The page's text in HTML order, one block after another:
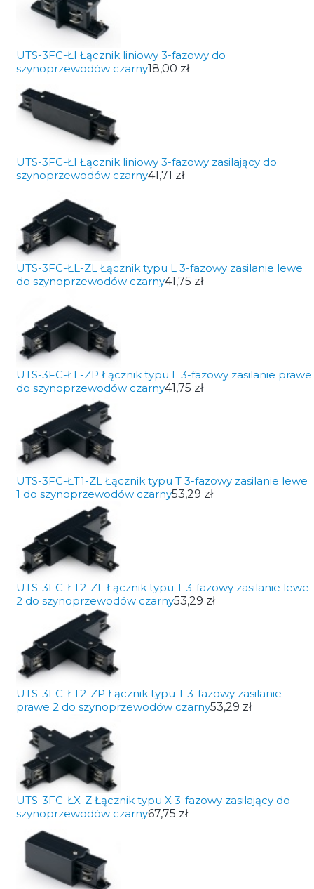
UTS-3FC-ŁI Łącznik liniowy 3-fazowy do
szynoprzewodów czarny18,00 zł
UTS-3FC-ŁI Łącznik liniowy 3-fazowy zasilający do
szynoprzewodów czarny41,71 zł
UTS-3FC-ŁL-ZL Łącznik typu L 3-fazowy zasilanie lewe
do szynoprzewodów czarny41,75 zł
UTS-3FC-ŁL-ZP Łącznik typu L 3-fazowy zasilanie prawe
do szynoprzewodów czarny41,75 zł
UTS-3FC-ŁT1-ZL Łącznik typu T 3-fazowy zasilanie lewe
1 do szynoprzewodów czarny53,29 zł
UTS-3FC-ŁT2-ZL Łącznik typu T 3-fazowy zasilanie lewe
2 do szynoprzewodów czarny53,29 zł
UTS-3FC-ŁT2-ZP Łącznik typu T 3-fazowy zasilanie
prawe 2 do szynoprzewodów czarny53,29 zł
UTS-3FC-ŁX-Z Łącznik typu X 3-fazowy zasilający do
szynoprzewodów czarny67,75 zł